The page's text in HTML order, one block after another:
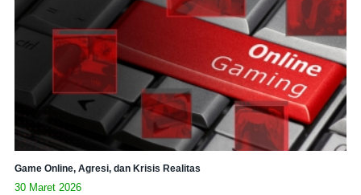
Game Online, Agresi, dan Krisis Realitas
30 Maret 2026